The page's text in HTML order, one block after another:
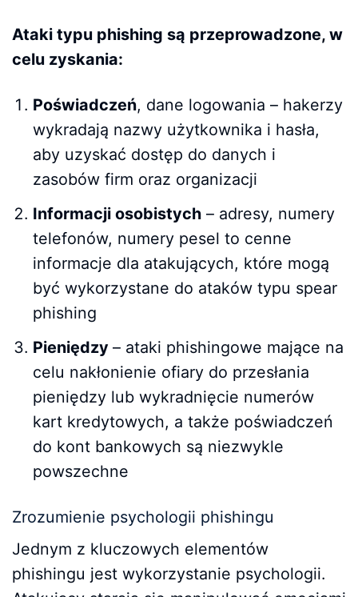
Ataki typu phishing są przeprowadzone, w
celu zyskania:
Poświadczeń, dane logowania – hakerzy
wykradają nazwy użytkownika i hasła,
aby uzyskać dostęp do danych i
zasobów firm oraz organizacji
Informacji osobistych– adresy, numery
telefonów, numery pesel to cenne
informacje dla atakujących, które mogą
być wykorzystane do ataków typu spear
phishing
Pieniędzy – ataki phishingowe mające na
celu nakłonienie ofiary do przesłania
pieniędzy lub wykradnięcie numerów
kart kredytowych, a także poświadczeń
do kont bankowych są niezwykle
powszechne
Zrozumienie psychologii phishingu
Jednym z kluczowych elementów
phishingu jest wykorzystanie psychologii.